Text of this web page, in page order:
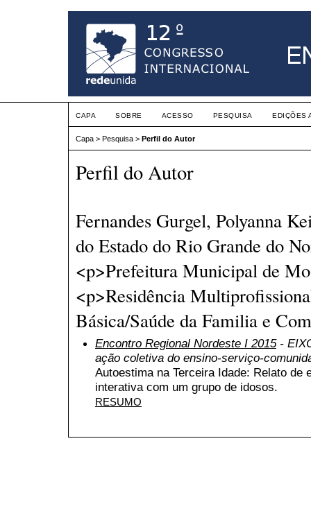
CAPA SOBRE ACESSO PESQUISA EDIÇÕES
Capa > Pesquisa > Perfil do Autor
Perfil do Autor
Fernandes Gurgel, Polyanna
do Estado do Rio Grande do
<p>Prefeitura Municipal de
<p>Residência
Básica/Saúde da Familia e
Encontro Regional Nordeste I 2015-
ação coletiva do ensino-serviço-
Autoestima na Terceira Idade: Relato de
interativa com um grupo de idosos.
RESUMO